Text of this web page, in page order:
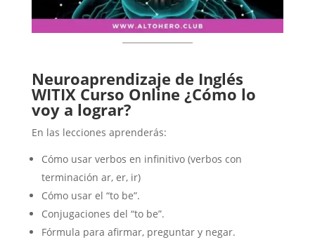
Neuroaprendizaje de Inglés
WITIX Curso Online ¿Cómo lo
voy a lograr?
En las lecciones aprenderás:
Cómo usar verbos en infinitivo (verbos con
terminación ar, er, ir)
Cómo usar el “to be”.
Conjugaciones del “to be”.
Fórmula para afirmar, preguntar y negar.